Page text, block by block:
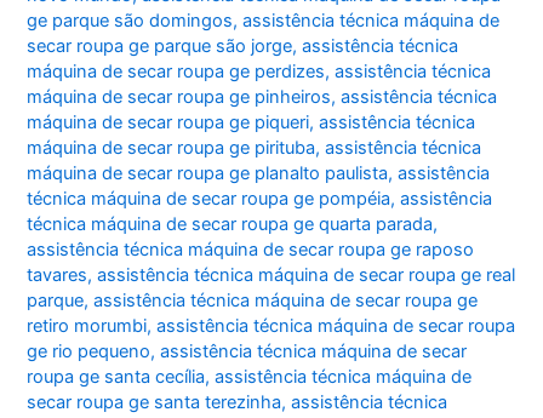
ge parque são domingos,assistência técnica máquina de
secar roupa ge parque são jorge,assistência técnica
máquina de secar roupa ge perdizes,assistência técnica
máquina de secar roupa ge pinheiros,assistência técnica
máquina de secar roupa ge piqueri,assistência técnica
máquina de secar roupa ge pirituba,assistência técnica
máquina de secar roupa ge planalto paulista,assistência
técnica máquina de secar roupa ge pompéia,assistência
técnica máquina de secar roupa ge quarta parada,
assistência técnica máquina de secar roupa ge raposo
tavares,assistência técnica máquina de secar roupa ge real
parque,assistência técnica máquina de secar roupa ge
retiro morumbi,assistência técnica máquina de secar roupa
ge rio pequeno,assistência técnica máquina de secar
roupa ge santa cecília,assistência técnica máquina de
secar roupa ge santa terezinha,assistência técnica